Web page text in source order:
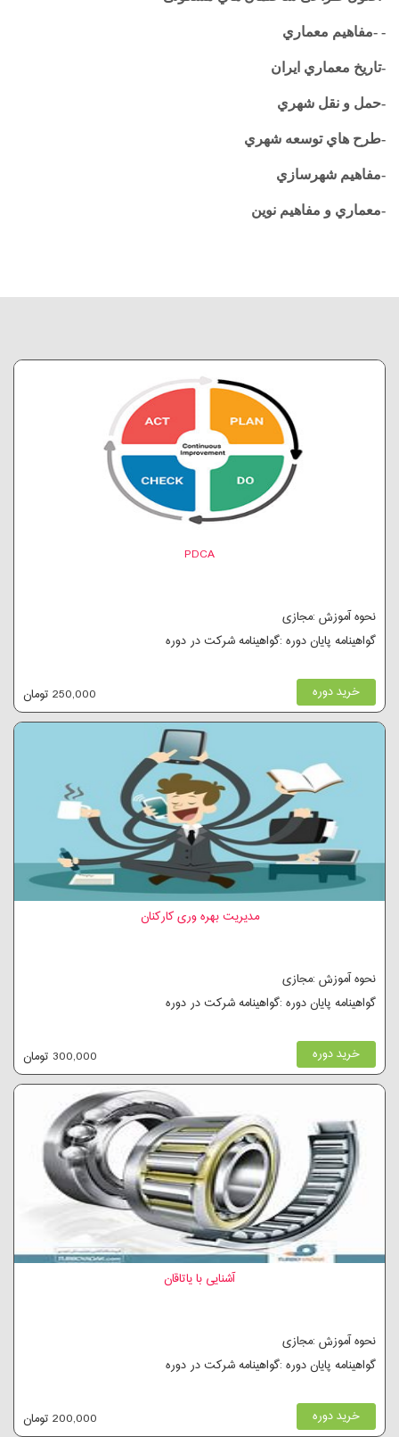
- -مفاهیم معماري
-تاریخ معماري ایران
-حمل و نقل شهري
-طرح هاي توسعه شهري
-مفاهیم شهرسازي
-معماري و مفاهیم نوین
PDCA
نحوه آموزش :مجازی
گواهینامه پایان دوره :گواهینامه شرکت در دوره
خرید دوره 250,000 تومان
مدیریت بهره وری کارکنان
نحوه آموزش :مجازی
گواهینامه پایان دوره :گواهینامه شرکت در دوره
خرید دوره 300,000 تومان
آشنایی با یاتاقان
نحوه آموزش :مجازی
گواهینامه پایان دوره :گواهینامه شرکت در دوره
خرید دوره 200,000 تومان